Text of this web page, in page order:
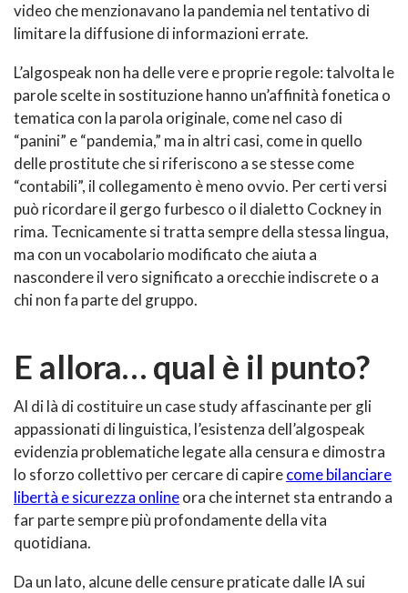
video che menzionavano la pandemia nel tentativo di
limitare la diffusione di informazioni errate.
L’algospeak non ha delle vere e proprie regole: talvolta le
parole scelte in sostituzione hanno un’affinità fonetica o
tematica con la parola originale, come nel caso di
“panini” e “pandemia,” ma in altri casi, come in quello
delle prostitute che si riferiscono a se stesse come
“contabili”, il collegamento è meno ovvio. Per certi versi
può ricordare il gergo furbesco o il dialetto Cockney in
rima. Tecnicamente si tratta sempre della stessa lingua,
ma con un vocabolario modificato che aiuta a
nascondere il vero significato a orecchie indiscrete o a
chi non fa parte del gruppo.
E allora… qual è il punto?
Al di là di costituire un case study affascinante per gli
appassionati di linguistica, l’esistenza dell’algospeak
evidenzia problematiche legate alla censura e dimostra
lo sforzo collettivo per cercare di capirecome bilanciare
libertà e sicurezza onlineora che internet sta entrando a
far parte sempre più profondamente della vita
quotidiana.
Da un lato, alcune delle censure praticate dalle IA sui